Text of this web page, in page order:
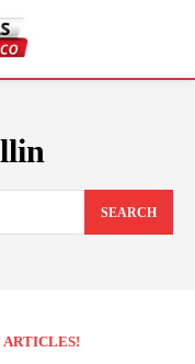
SEARCH
ARTICLES!